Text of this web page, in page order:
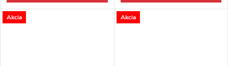
Akcia Akcia